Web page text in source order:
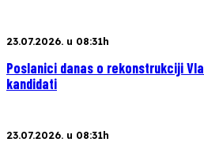
23.07.2026. u 08:31h
Poslanici danas o rekonstrukciji
kandidati
23.07.2026. u 08:31h